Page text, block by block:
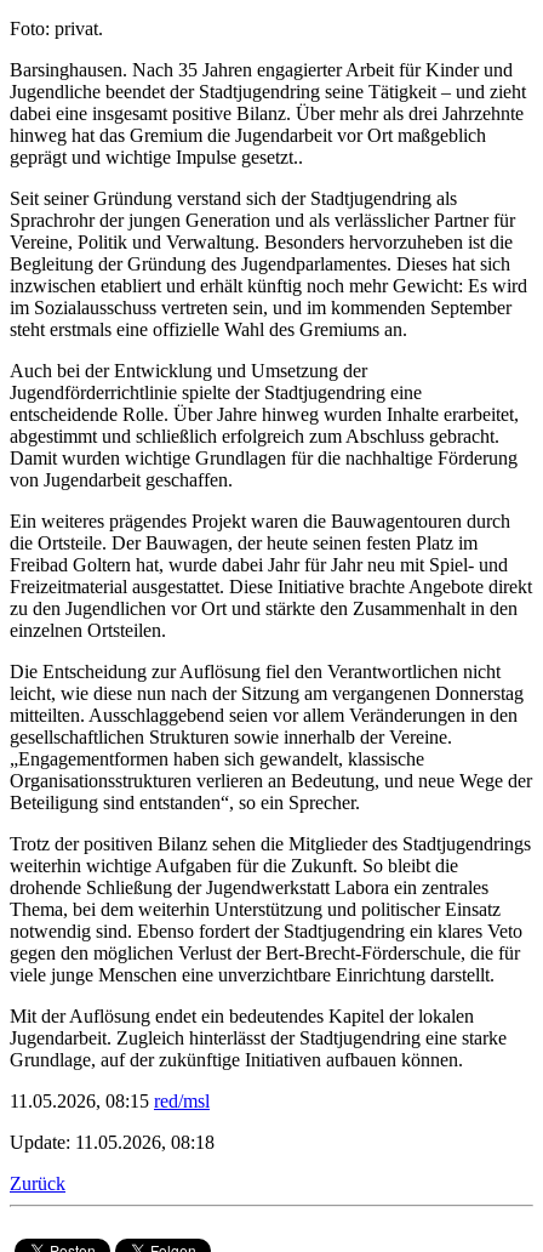
Foto: privat.
Barsinghausen. Nach 35 Jahren engagierter Arbeit für Kinder und
Jugendliche beendet der Stadtjugendring seine Tätigkeit – und zieht
dabei eine insgesamt positive Bilanz. Über mehr als drei Jahrzehnte
hinweg hat das Gremium die Jugendarbeit vor Ort maßgeblich
geprägt und wichtige Impulse gesetzt..
Seit seiner Gründung verstand sich der Stadtjugendring als
Sprachrohr der jungen Generation und als verlässlicher Partner für
Vereine, Politik und Verwaltung. Besonders hervorzuheben ist die
Begleitung der Gründung des Jugendparlamentes. Dieses hat sich
inzwischen etabliert und erhält künftig noch mehr Gewicht: Es wird
im Sozialausschuss vertreten sein, und im kommenden September
steht erstmals eine offizielle Wahl des Gremiums an.
Auch bei der Entwicklung und Umsetzung der
Jugendförderrichtlinie spielte der Stadtjugendring eine
entscheidende Rolle. Über Jahre hinweg wurden Inhalte erarbeitet,
abgestimmt und schließlich erfolgreich zum Abschluss gebracht.
Damit wurden wichtige Grundlagen für die nachhaltige Förderung
von Jugendarbeit geschaffen.
Ein weiteres prägendes Projekt waren die Bauwagentouren durch
die Ortsteile. Der Bauwagen, der heute seinen festen Platz im
Freibad Goltern hat, wurde dabei Jahr für Jahr neu mit Spiel- und
Freizeitmaterial ausgestattet. Diese Initiative brachte Angebote direkt
zu den Jugendlichen vor Ort und stärkte den Zusammenhalt in den
einzelnen Ortsteilen.
Die Entscheidung zur Auflösung fiel den Verantwortlichen nicht
leicht, wie diese nun nach der Sitzung am vergangenen Donnerstag
mitteilten. Ausschlaggebend seien vor allem Veränderungen in den
gesellschaftlichen Strukturen sowie innerhalb der Vereine.
„Engagementformen haben sich gewandelt, klassische
Organisationsstrukturen verlieren an Bedeutung, und neue Wege der
Beteiligung sind entstanden“, so ein Sprecher.
Trotz der positiven Bilanz sehen die Mitglieder des Stadtjugendrings
weiterhin wichtige Aufgaben für die Zukunft. So bleibt die
drohende Schließung der Jugendwerkstatt Labora ein zentrales
Thema, bei dem weiterhin Unterstützung und politischer Einsatz
notwendig sind. Ebenso fordert der Stadtjugendring ein klares Veto
gegen den möglichen Verlust der Bert-Brecht-Förderschule, die für
viele junge Menschen eine unverzichtbare Einrichtung darstellt.
Mit der Auflösung endet ein bedeutendes Kapitel der lokalen
Jugendarbeit. Zugleich hinterlässt der Stadtjugendring eine starke
Grundlage, auf der zukünftige Initiativen aufbauen können.
11.05.2026, 08:15 red/msl
Update: 11.05.2026, 08:18
Zurück